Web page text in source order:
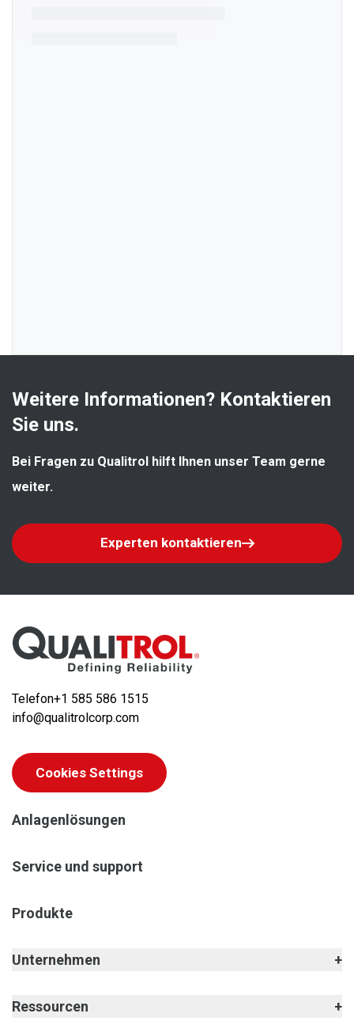
Weitere Informationen? Kontaktieren
Sie uns.
Bei Fragen zu Qualitrol hilft Ihnen unser Team gerne
weiter.
Experten kontaktieren
Telefon+1 585 586 1515
info@qualitrolcorp.com
Cookies Settings
Anlagenlösungen
Service und support
Produkte
Unternehmen
Ressourcen